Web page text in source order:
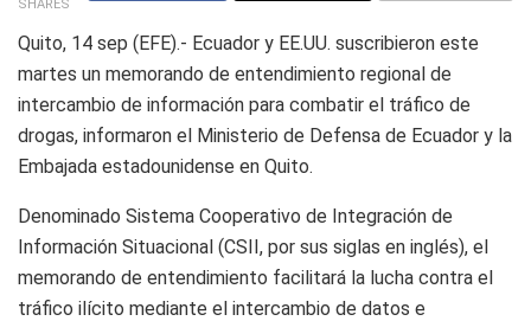
SHARES
Quito, 14 sep (EFE).- Ecuador y EE.UU. suscribieron este
martes un memorando de entendimiento regional de
intercambio de información para combatir el tráfico de
drogas, informaron el Ministerio de Defensa de Ecuador y la
Embajada estadounidense en Quito.
Denominado Sistema Cooperativo de Integración de
Información Situacional (CSII, por sus siglas en inglés), el
memorando de entendimiento facilitará la lucha contra el
tráfico ilícito mediante el intercambio de datos e